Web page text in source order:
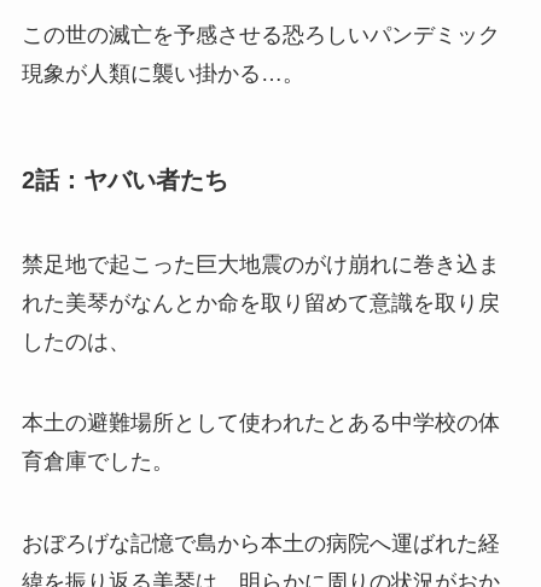
この世の滅亡を予感させる恐ろしいパンデミック
現象が人類に襲い掛かる…。
2話：ヤバい者たち
禁足地で起こった巨大地震のがけ崩れに巻き込ま
れた美琴がなんとか命を取り留めて意識を取り戻
したのは、
本土の避難場所として使われたとある中学校の体
育倉庫でした。
おぼろげな記憶で島から本土の病院へ運ばれた経